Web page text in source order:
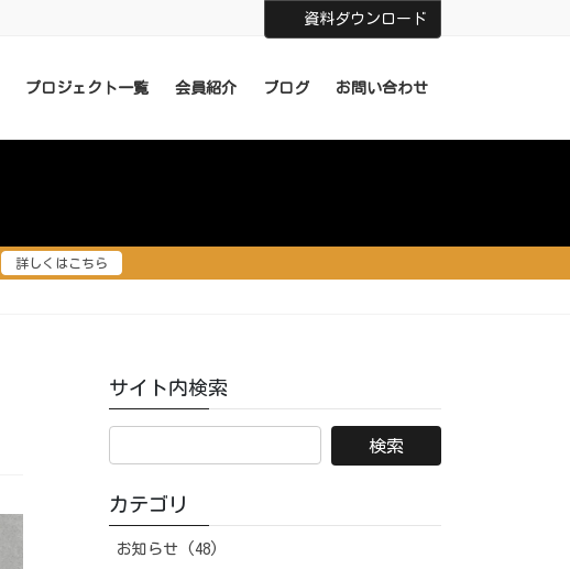
資料ダウンロード
プロジェクト一覧 会員紹介 ブログ お問い合わせ
詳しくはこちら
サイト内検索
カテゴリ
お知らせ (48)